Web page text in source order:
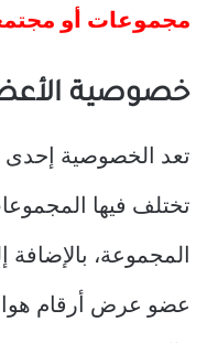
مجموعات أو
خصوصية
تعد الخصوصية إحدى
المجموعة،
عضو عرض أرقام